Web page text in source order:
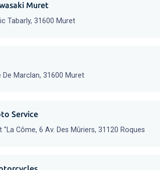
Muret
Tabarly, 31600 Muret
De Marclan, 31600 Muret
Service
"La Côme, 6 Av. Des Mûriers, 31120 Roques